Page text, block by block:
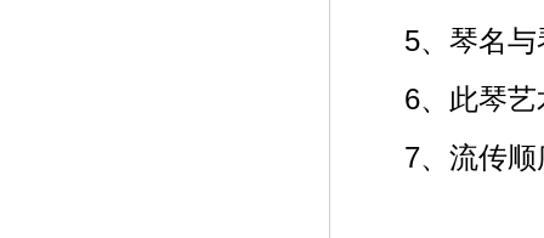
5、琴名与
6、此琴艺
7、流传顺